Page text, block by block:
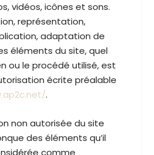
vidéos, icônes et sons.
représentation,
adaptation de
éléments du site, quel
ou le procédé utilisé, est
écrite préalable
.
non autorisée du site
des éléments qu’il
comme